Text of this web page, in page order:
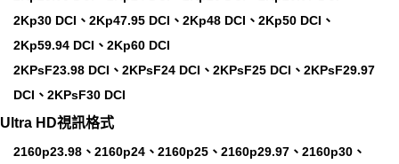
2Kp30 DCI、2Kp47.95 DCI、2Kp48 DCI、2Kp50 DCI、
2Kp59.94 DCI、2Kp60 DCI
2KPsF23.98 DCI、2KPsF24 DCI、2KPsF25 DCI、2KPsF29.97
DCI、2KPsF30 DCI
Ultra HD視訊格式
2160p23.98、2160p24、2160p25、2160p29.97、2160p30、